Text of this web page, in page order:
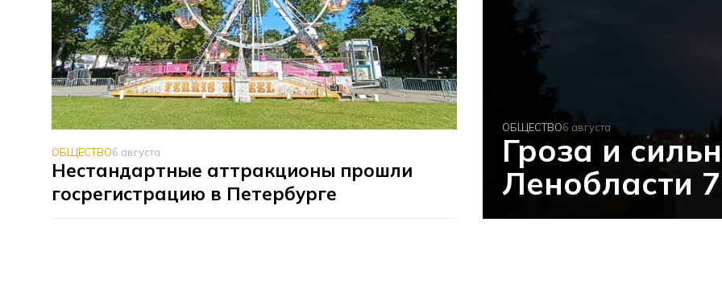
ОБЩЕСТВО6 августа
Нестандартные аттракционы прошли
госрегистрацию в Петербурге
ОБЩЕСТВО6 августа
Гроза и
Ленобласти